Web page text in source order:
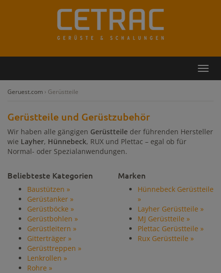
Geruest.com › Gerüstteile
Gerüstteile und Gerüstzubehör
Wir haben alle gängigen Gerüstteile der führenden Hersteller
wie Layher, Hünnebeck, RUX und Plettac – egal ob für
Normal- oder Spezialanwendungen.
Beliebteste Kategorien
Baustützen »
Gerüstanker »
Gerüstböcke »
Gerüstbohlen »
Gerüstleitern »
Gitterträger »
Gerüsttreppen »
Lenkrollen »
Rohre »
Marken
Hünnebeck Gerüstteile
»
Layher Gerüstteile »
MJ Gerüstteile »
Plettac Gerüstteile »
Rux Gerüstteile »